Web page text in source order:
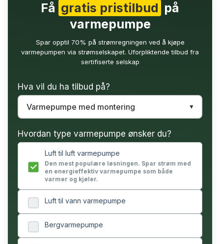
Få gratis pristilbud på
varmepumpe
Spar opptil 70% på strømregningen ved å kjøpe
varmepumpen via strømselskapet. Uforpliktende tilbud fra
sertifiserte selskap
Hva vil du ha tilbud på?
Hvordan type varmepumpe ønsker du?
Luft til luft varmepumpe
Den mest populære løsningen. Spar strøm med
en energieffektiv varmepumpe som både
varmer og kjøler.
Luft til vann varmepumpe
Bergvarmepumpe